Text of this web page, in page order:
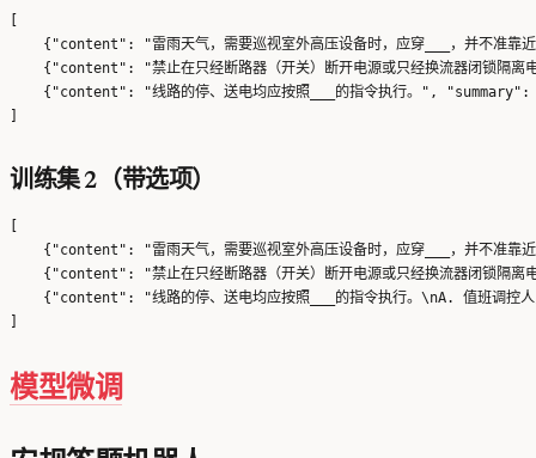
[
{"content": "雷雨天气，需要巡视室外高压设备时，应穿___，并不准靠
{"content": "禁止在只经断路器（开关）断开电源或只经换流器闭锁隔
{"content": "线路的停、送电均应按照___的指令执行。", "summary":
训练集 2（带选项）
[
{"content": "雷雨天气，需要巡视室外高压设备时，应穿___，并不准
{"content": "禁止在只经断路器（开关）断开电源或只经换流器闭锁隔
{"content": "线路的停、送电均应按照___的指令执行。\nA. 值班调控
模型微调